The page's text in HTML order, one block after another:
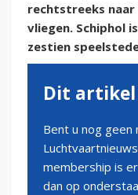
rechtstreeks naar
vliegen. Schiphol
zestien
Dit artikel
Bent u nog geen
membership is
dan op